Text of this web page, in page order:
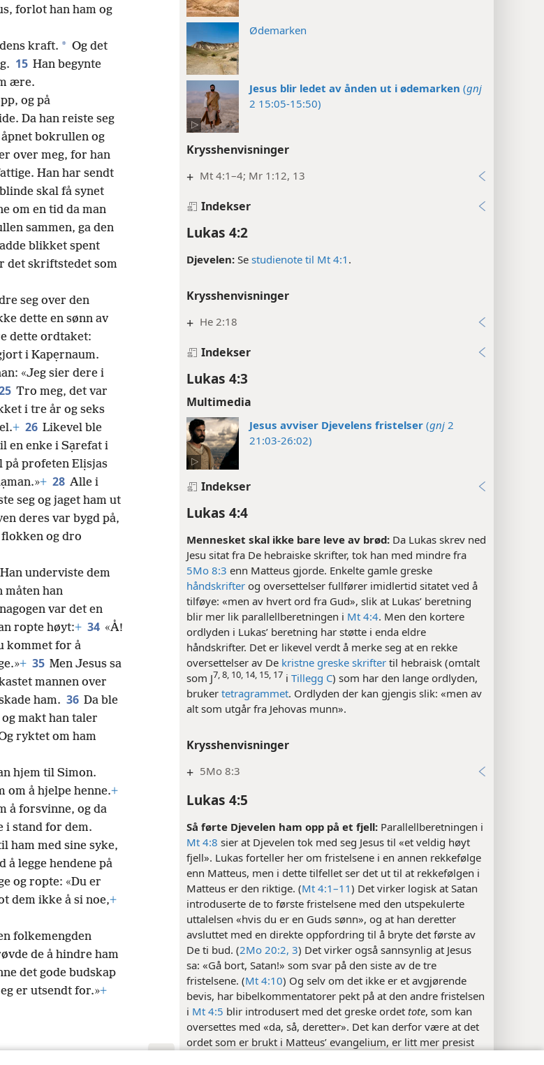
Ødemarken
Jesus blir ledet av ånden ut i ødemarken (gnj
2 15:05-15:50)
Krysshenvisninger
+ Mt 4:1–4; Mr 1:12, 13
Indekser
Lukas 4:2
Djevelen: Se studienote til Mt 4:1 .
Krysshenvisninger
+ He 2:18
Indekser
Lukas 4:3
Multimedia
Jesus avviser Djevelens fristelser (gnj 2
21:03-26:02)
Indekser
Lukas 4:4
Mennesket skal ikke bare leve av brød: Da Lukas skrev ned
Jesu sitat fra De hebraiske skrifter, tok han med mindre fra
5Mo 8:3 enn Matteus gjorde. Enkelte gamle greske
håndskrifter og oversettelser fullfører imidlertid sitatet ved å
tilføye: «men av hvert ord fra Gud», slik at Lukas’ beretning
blir mer lik parallellberetningen i Mt 4:4. Men den kortere
ordlyden i Lukas’ beretning har støtte i enda eldre
håndskrifter. Det er likevel verdt å merke seg at en rekke
oversettelser av De kristne greske skrifter til hebraisk (omtalt
som J7, 8, 10, 14, 15, 17 i Tillegg C) som har den lange ordlyden,
bruker tetragrammet. Ordlyden der kan gjengis slik: «men av
alt som utgår fra Jehovas munn».
Krysshenvisninger
+ 5Mo 8:3
Lukas 4:5
Så førte Djevelen ham opp på et fjell: Parallellberetningen i
Mt 4:8 sier at Djevelen tok med seg Jesus til «et veldig høyt
fjell». Lukas forteller her om fristelsene i en annen rekkefølge
enn Matteus, men i dette tilfellet ser det ut til at rekkefølgen i
Matteus er den riktige. (Mt 4:1–11) Det virker logisk at Satan
introduserte de to første fristelsene med den utspekulerte
uttalelsen «hvis du er en Guds sønn», og at han deretter
avsluttet med en direkte oppfordring til å bryte det første av
De ti bud. (2Mo 20:2, 3) Det virker også sannsynlig at Jesus
sa: «Gå bort, Satan!» som svar på den siste av de tre
fristelsene. (Mt 4:10) Og selv om det ikke er et avgjørende
bevis, har bibelkommentatorer pekt på at den andre fristelsen
i Mt 4:5 blir introdusert med det greske ordet tote, som kan
oversettes med «da, så, deretter». Det kan derfor være at det
ordet som er brukt i Matteus’ evangelium, er litt mer presist
forlot han ham og
kraft. * Og det
15 Han begynte
ære.
og på
Da han reiste seg
bokrullen og
over meg, for han
Han har sendt
skal få synet
om en tid da man
sammen, ga den
blikket spent
det skriftstedet som
seg over den
dette en sønn av
dette ordtaket:
i Kapẹrnaum.
«Jeg sier dere i
Tro meg, det var
i tre år og seks
+ 26 Likevel ble
en enke i Sạrefat i
på profeten Elịsjas
+ 28 Alle i
seg og jaget ham ut
deres var bygd på,
og dro
underviste dem
måten han
var det en
ropte høyt:+ 34 «Å!
kommet for å
+ 35 Men Jesus sa
mannen over
ham. 36 Da ble
makt han taler
ryktet om ham
hjem til Simon.
om å hjelpe henne.+
å forsvinne, og da
i stand for dem.
ham med sine syke,
å legge hendene på
og ropte: «Du er
dem ikke å si noe,+
folkemengden
de å hindre ham
det gode budskap
er utsendt for.»+